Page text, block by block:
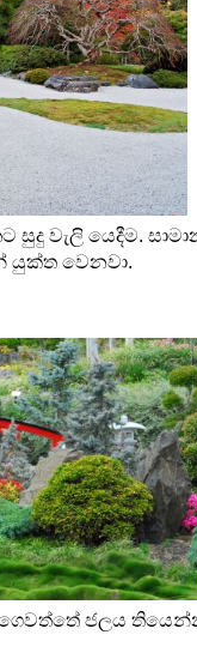
වැලි යෙදීම.
යුක්ත වෙනවා.
ජලය